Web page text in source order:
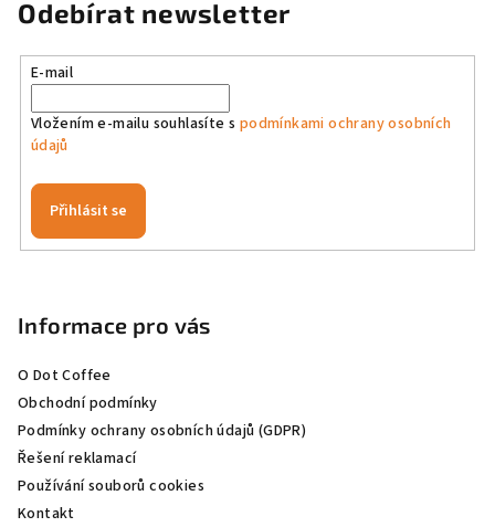
í
k
i
í
Odebírat newsletter
E-mail
Vložením e-mailu souhlasíte s podmínkami ochrany osobních
údajů
Přihlásit se
Informace pro vás
O Dot Coffee
Obchodní podmínky
Podmínky ochrany osobních údajů (GDPR)
Řešení reklamací
Používání souborů cookies
Kontakt